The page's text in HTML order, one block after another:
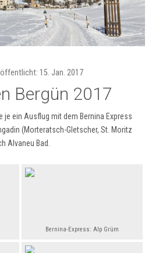
15. Jan. 2017
Bergün 2017
ein Ausflug mit dem Bernina Express
(Morteratsch-Gletscher, St. Moritz
Alvaneu Bad.
Bernina-Express: Alp Grüm